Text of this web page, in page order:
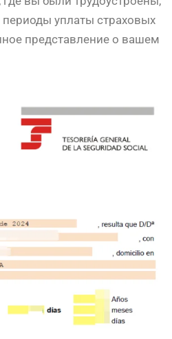
уплаты страховых
представление о вашем